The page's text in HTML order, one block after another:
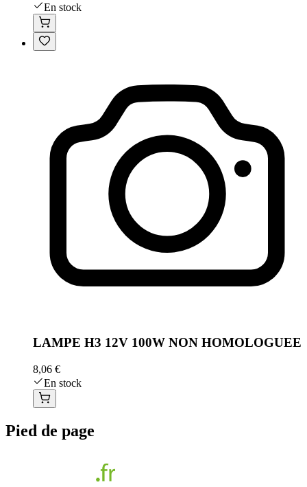
En stock
LAMPE H3 12V 100W NON HOMOLOGUEE
8,06 €
En stock
Pied de page